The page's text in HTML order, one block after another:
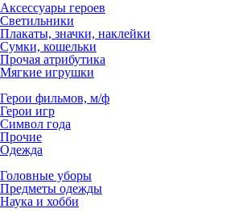
Аксессуары героев
Светильники
Плакаты, значки, наклейки
Сумки, кошельки
Прочая атрибутика
Мягкие игрушки
Герои фильмов, м/ф
Герои игр
Символ года
Прочие
Одежда
Головные уборы
Предметы одежды
Наука и хобби